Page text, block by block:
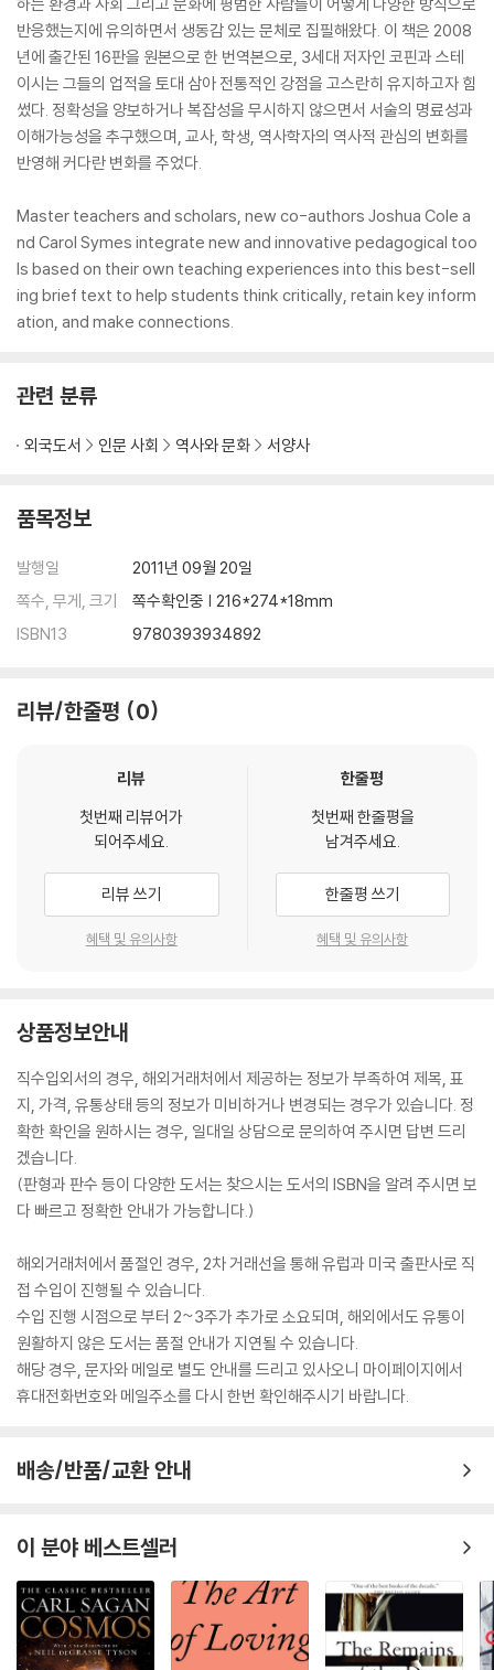
반응했는지에 유의하면서 생동감 있는 문체로 집필해왔다. 이 책은 2008
년에 출간된 16판을 원본으로 한 번역본으로, 3세대 저자인 코핀과 스테
이시는 그들의 업적을 토대 삼아 전통적인 강점을 고스란히 유지하고자 힘
썼다. 정확성을 양보하거나 복잡성을 무시하지 않으면서 서술의 명료성과
이해가능성을 추구했으며, 교사, 학생, 역사학자의 역사적 관심의 변화를
반영해 커다란 변화를 주었다.
Master teachers and scholars, new co-authors Joshua Cole a
nd Carol Symes integrate new and innovative pedagogical too
ls based on their own teaching experiences into this best-sell
ing brief text to help students think critically, retain key inform
ation, and make connections.
관련 분류
외국도서 인문 사회 역사와 문화 서양사
품목정보
발행일
2011년 09월 20일
쪽수, 무게, 크기
쪽수확인중 | 216*274*18mm
ISBN13
9780393934892
리뷰/한줄평 0
리뷰
첫번째 리뷰어가
되어주세요.
리뷰 쓰기
혜택 및 유의사항
한줄평
첫번째 한줄평을
남겨주세요.
한줄평 쓰기
혜택 및 유의사항
상품정보안내
직수입외서의 경우, 해외거래처에서 제공하는 정보가 부족하여 제목, 표
지, 가격, 유통상태 등의 정보가 미비하거나 변경되는 경우가 있습니다. 정
확한 확인을 원하시는 경우, 일대일 상담으로 문의하여 주시면 답변 드리
겠습니다.
(판형과 판수 등이 다양한 도서는 찾으시는 도서의 ISBN을 알려 주시면 보
다 빠르고 정확한 안내가 가능합니다.)
해외거래처에서 품절인 경우, 2차 거래선을 통해 유럽과 미국 출판사로 직
접 수입이 진행될 수 있습니다.
수입 진행 시점으로 부터 2~3주가 추가로 소요되며, 해외에서도 유통이
원활하지 않은 도서는 품절 안내가 지연될 수 있습니다.
해당 경우, 문자와 메일로 별도 안내를 드리고 있사오니 마이페이지에서
휴대전화번호와 메일주소를 다시 한번 확인해주시기 바랍니다.
배송/반품/교환 안내
이 분야 베스트셀러